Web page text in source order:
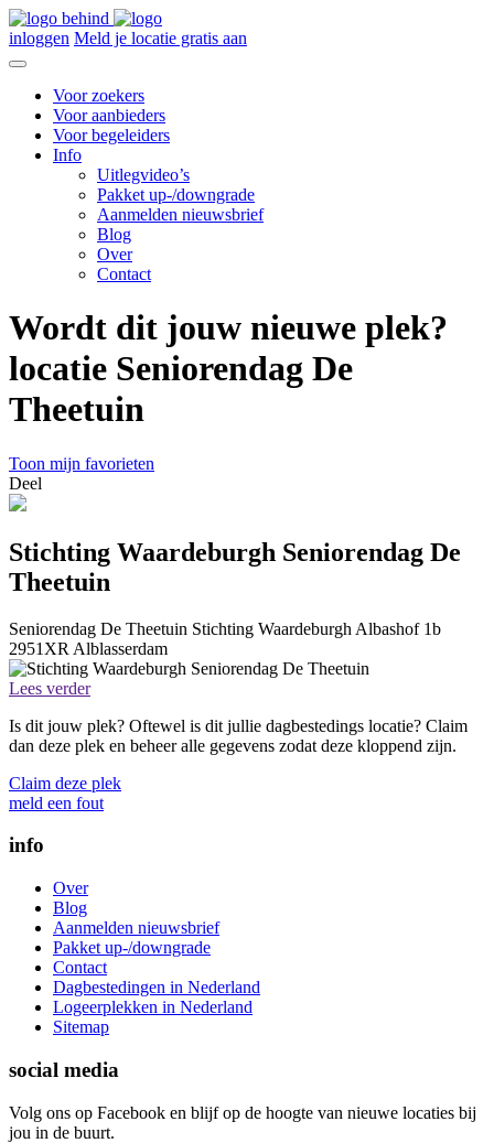
inloggen Meld je locatie gratis aan
Voor zoekers
Voor aanbieders
Voor begeleiders
Info
Uitlegvideo’s
Pakket up-/downgrade
Aanmelden nieuwsbrief
Blog
Over
Contact
Wordt dit jouw nieuwe plek?
locatie Seniorendag De
Theetuin
Toon mijn favorieten
Deel
Stichting Waardeburgh Seniorendag De
Theetuin
Seniorendag De Theetuin Stichting Waardeburgh Albashof 1b
2951XR Alblasserdam
Lees verder
Is dit jouw plek? Oftewel is dit jullie dagbestedings locatie? Claim
dan deze plek en beheer alle gegevens zodat deze kloppend zijn.
Claim deze plek
meld een fout
info
Over
Blog
Aanmelden nieuwsbrief
Pakket up-/downgrade
Contact
Dagbestedingen in Nederland
Logeerplekken in Nederland
Sitemap
social media
Volg ons op Facebook en blijf op de hoogte van nieuwe locaties bij
jou in de buurt.